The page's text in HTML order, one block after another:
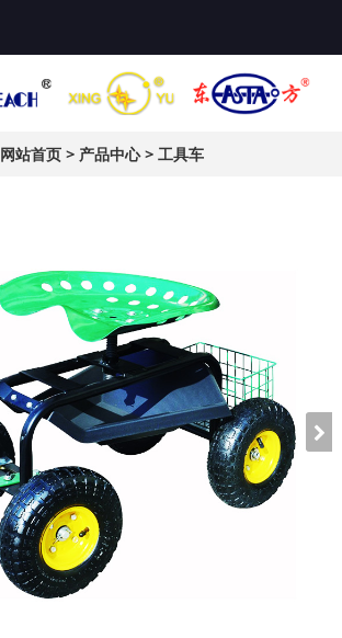
网站首页> 产品中心> 工具车